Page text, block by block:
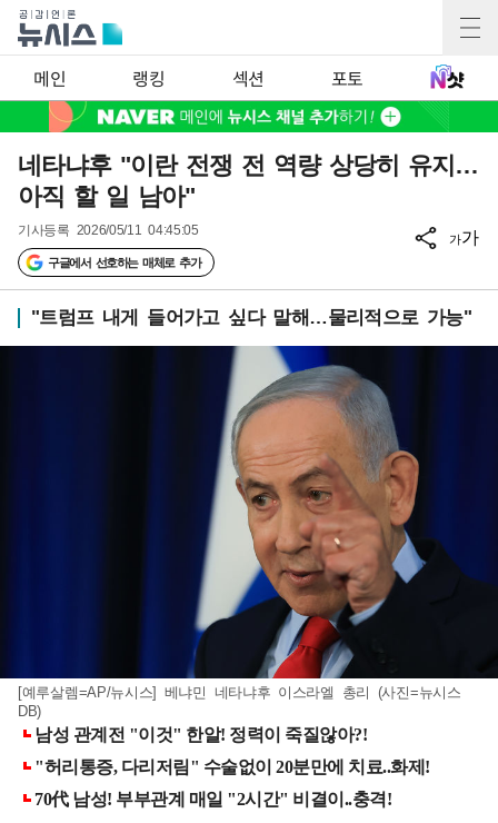
메인 랭킹 섹션 포토
네타냐후 "이란 전쟁 전 역량 상당히 유지…
아직 할 일 남아"
기사등록 2026/05/11 04:45:05
구글에서 선호하는 매체로 추가
가가
"트럼프 내게 들어가고 싶다 말해…물리적으로 가능"
[예루살렘=AP/뉴시스] 베냐민 네타냐후 이스라엘 총리 (사진=뉴시스
DB)